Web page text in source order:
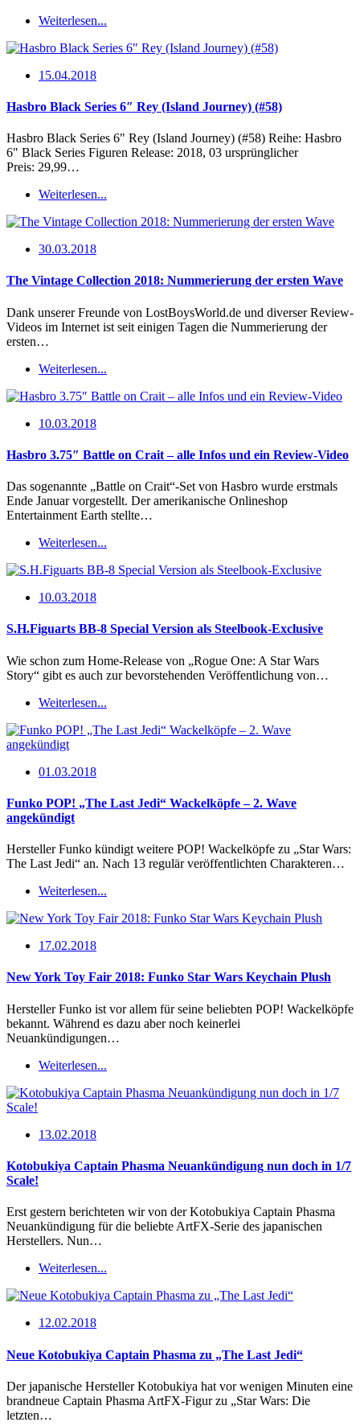
Weiterlesen...
15.04.2018
Hasbro Black Series 6″ Rey (Island Journey) (#58)
Hasbro Black Series 6" Rey (Island Journey) (#58) Reihe: Hasbro
6" Black Series Figuren Release: 2018, 03 ursprünglicher
Preis: 29,99…
Weiterlesen...
30.03.2018
The Vintage Collection 2018: Nummerierung der ersten Wave
Dank unserer Freunde von LostBoysWorld.de und diverser Review-
Videos im Internet ist seit einigen Tagen die Nummerierung der
ersten…
Weiterlesen...
10.03.2018
Hasbro 3.75″ Battle on Crait – alle Infos und ein Review-Video
Das sogenannte „Battle on Crait“-Set von Hasbro wurde erstmals
Ende Januar vorgestellt. Der amerikanische Onlineshop
Entertainment Earth stellte…
Weiterlesen...
10.03.2018
S.H.Figuarts BB-8 Special Version als Steelbook-Exclusive
Wie schon zum Home-Release von „Rogue One: A Star Wars
Story“ gibt es auch zur bevorstehenden Veröffentlichung von…
Weiterlesen...
01.03.2018
Funko POP! „The Last Jedi“ Wackelköpfe – 2. Wave
angekündigt
Hersteller Funko kündigt weitere POP! Wackelköpfe zu „Star Wars:
The Last Jedi“ an. Nach 13 regulär veröffentlichten Charakteren…
Weiterlesen...
17.02.2018
New York Toy Fair 2018: Funko Star Wars Keychain Plush
Hersteller Funko ist vor allem für seine beliebten POP! Wackelköpfe
bekannt. Während es dazu aber noch keinerlei
Neuankündigungen…
Weiterlesen...
13.02.2018
Kotobukiya Captain Phasma Neuankündigung nun doch in 1/7
Scale!
Erst gestern berichteten wir von der Kotobukiya Captain Phasma
Neuankündigung für die beliebte ArtFX-Serie des japanischen
Herstellers. Nun…
Weiterlesen...
12.02.2018
Neue Kotobukiya Captain Phasma zu „The Last Jedi“
Der japanische Hersteller Kotobukiya hat vor wenigen Minuten eine
brandneue Captain Phasma ArtFX-Figur zu „Star Wars: Die
letzten…